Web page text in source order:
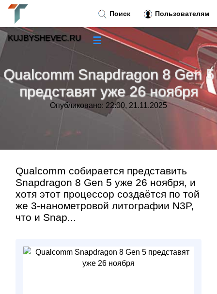
Qualcomm Snapdragon 8 Gen 5
представят уже 26 ноября
Опубликовано: 22:00, 21.11.2025
Qualcomm собирается представить
Snapdragon 8 Gen 5 уже 26 ноября, и
хотя этот процессор создаётся по той
же 3-нанометровой литографии N3P,
что и Snap...
Поиск Пользователям
KUJBYSHEVEC.RU ☰
»
Тренды новостей»
»
Контакт»